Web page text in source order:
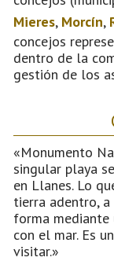
Mieres, Morcín,
concejos
dentro de la
gestión de los
«Monumento
singular playa
en Llanes. Lo
tierra adentro,
forma mediante
con el mar. Es
visitar.»